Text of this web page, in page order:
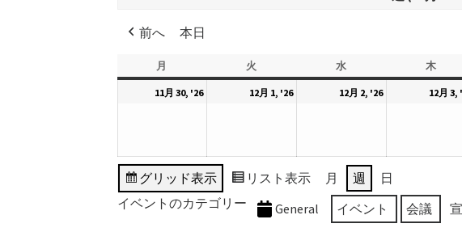
前へ 本日
月
曜
日
火
曜
日
水
曜
日
木
曜
日
11月 30, '262026
月
30
日
12月 1, '262026
月
1
12月 2, '262026
月
2
日
12月 3,
グリッド表示 リスト表示 月 週
日
イベントのカテゴリー
General イベント 会議